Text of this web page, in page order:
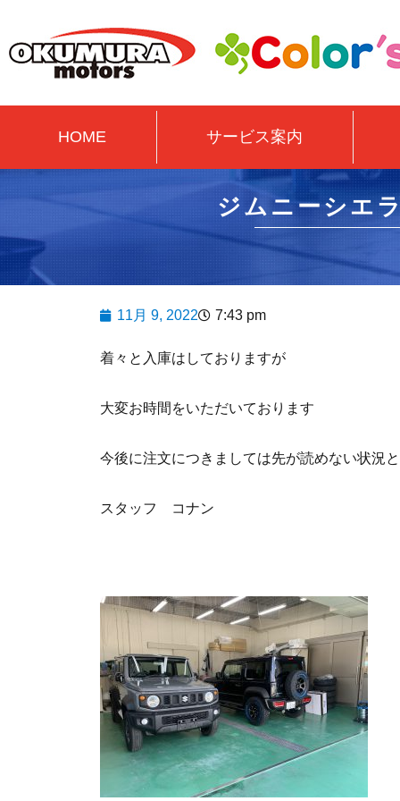
HOME サービス案内
ジムニーシエ
11月 9, 2022 7:43 pm
着々と入庫はしておりますが
大変お時間をいただいております
今後に注文につきましては先が読めない状況
スタッフ コナン